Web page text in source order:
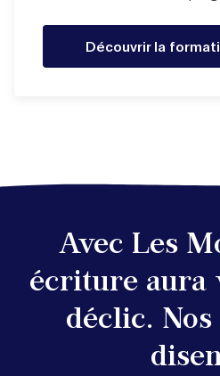
Découvrir la
Avec Les
écriture aura
déclic.